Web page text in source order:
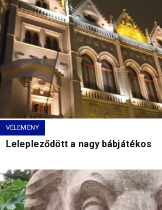
VÉLEMÉNY
Lelepleződött a nagy bábjátékos